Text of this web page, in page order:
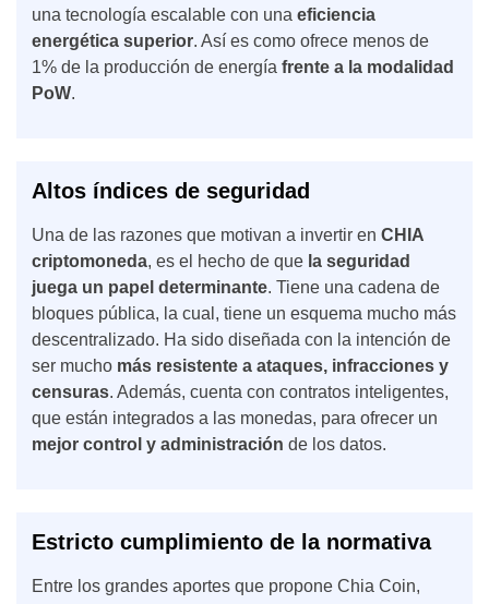
una tecnología escalable con una eficiencia
energética superior. Así es como ofrece menos de
1% de la producción de energía frente a la modalidad
PoW.
Altos índices de seguridad
Una de las razones que motivan a invertir en CHIA
criptomoneda, es el hecho de que la seguridad
juega un papel determinante. Tiene una cadena de
bloques pública, la cual, tiene un esquema mucho más
descentralizado. Ha sido diseñada con la intención de
ser mucho más resistente a ataques, infracciones y
censuras. Además, cuenta con contratos inteligentes,
que están integrados a las monedas, para ofrecer un
mejor control y administración de los datos.
Estricto cumplimiento de la normativa
Entre los grandes aportes que propone Chia Coin,